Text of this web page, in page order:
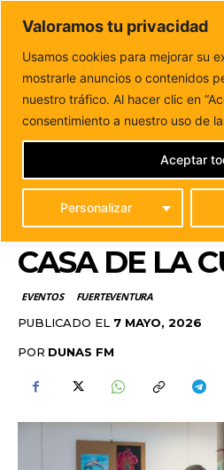
Valoramos tu privacidad
Usamos cookies para mejorar su
mostrarle anuncios o contenidos
nuestro tráfico. Al hacer clic en
consentimiento a nuestro uso de
Personalizar
Aceptar
DUNAS FM
Tu informacion de
Inicio EVENTOS
Puerto del
joven del Taller de Arte “El...
PUERTO DEL
MUESTRA EL
JOVEN DEL
ARTE “EL
CASA DE LA
EVENTOS FUERTEVENTURA
PUBLICADO EL 7 MAYO, 2026
POR DUNAS FM